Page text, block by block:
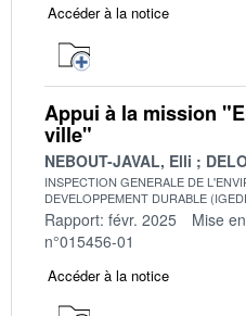
Accéder à la notice
Appui à la mission
ville"
NEBOUT-JAVAL, Elli
INSPECTION GENERALE DE
DEVELOPPEMENT DURABLE
Rapport: févr. 2025 Mise
n°015456-01
Accéder à la notice